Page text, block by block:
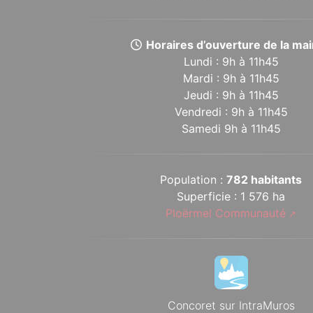
Horaires d’ouverture de la
Lundi : 9h à 11h45
Mardi : 9h à 11h45
Jeudi : 9h à 11h45
Vendredi : 9h à 11h45
Samedi 9h à 11h45
Population :782 habitants
Superficie : 1 576 ha
Ploërmel Communauté
Concoret sur IntraMuros